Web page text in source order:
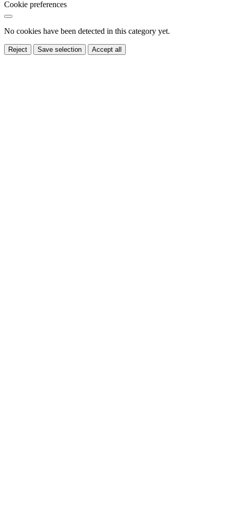
Cookie preferences
No cookies have been detected in this category yet.
Reject Save selection Accept all